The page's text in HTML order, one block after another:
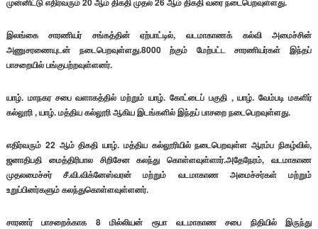
இலங்கை சாரணியர் சங்கத்தின் ஏற்பாட்டில், வடமாகாணக் கல்வி அமைச்சின்
அணுசரணையுடன் நடைபெறவுள்ளது.8000 ற்கும் மேற்பட்ட சாரணியர்கள் இந்தப்
பாசறையில் பங்குபற்றவுள்ளனர்.
யாழ். மாநகர சபை வளாகத்தில் மற்றும் யாழ். கோட்டைப் பகுதி , யாழ். வேம்படி மகளிர்
கல்லூரி , யாழ். மத்திய கல்லூரி ஆகிய இடங்களில் இந்தப் பாசறை நடைபெறவுள்ளது.
எதிர்வரும் 22 ஆம் திகதி யாழ். மத்திய கல்லூரியில் நடைபெறவுள்ள ஆரம்ப நிகழ்வில்,
ஜனாதிபதி மைத்திரிபால சிறிசேன கலந்து கொள்ளவுள்ளார்.அதேநேரம், வடமாகாண
முதலமைச்சர் சீ.வி.விக்னேஸ்வரன் மற்றும் வடமாகாண அமைச்சர்கள் மற்றும்
உறுப்பினர்களும் கலந்துகொள்ளவுள்ளனர்.
சாரணர் பாசறைக்காக 8 மில்லியன் ரூபா வடமாகாண சபை நிதியில் இருந்து